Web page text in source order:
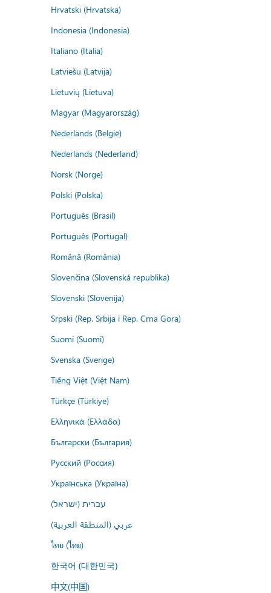
Hrvatski (Hrvatska)
Indonesia (Indonesia)
Italiano (Italia)
Latviešu (Latvija)
Lietuvių (Lietuva)
Magyar (Magyarország)
Nederlands (België)
Nederlands (Nederland)
Norsk (Norge)
Polski (Polska)
Português (Brasil)
Português (Portugal)
Română (România)
Slovenčina (Slovenská republika)
Slovenski (Slovenija)
Srpski (Rep. Srbija i Rep. Crna Gora)
Suomi (Suomi)
Svenska (Sverige)
Tiếng Việt (Việt Nam)
Türkçe (Türkiye)
Ελληνικά (Ελλάδα)
Български (България)
Русский (Россия)
Українська (Україна)
עברית (ישראל)
عربي (المنطقة العربية)
ไทย (ไทย)
한국어 (대한민국)
中文(中国)